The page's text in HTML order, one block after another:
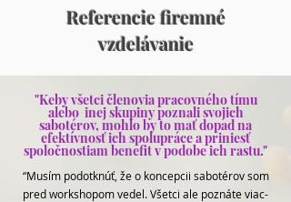
Referencie firemné
vzdelávanie
"Keby všetci členovia pracovného tímu
alebo inej skupiny poznali svojich
sabotérov, mohlo by to mať dopad na
efektívnosť ich spolupráce a priniesť
spoločnostiam benefit v podobe ich rastu."
“Musím podotknúť, že o koncepcii sabotérov som
pred workshopom vedel. Všetci ale poznáte viac-